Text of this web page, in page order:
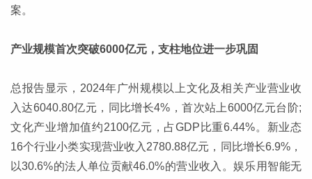
案。
产业规模首次突破6000亿元，支柱地位进一步巩固
总报告显示，2024年广州规模以上文化及相关产业营业收
入达6040.80亿元，同比增长4%，首次站上6000亿元台阶;
文化产业增加值约2100亿元，占GDP比重6.44%。新业态
16个行业小类实现营业收入2780.88亿元，同比增长6.9%，
以30.6%的法人单位贡献46.0%的营业收入。娱乐用智能无